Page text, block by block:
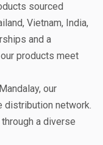
sourced
Vietnam, India,
and a
products meet
our
distribution network.
a diverse